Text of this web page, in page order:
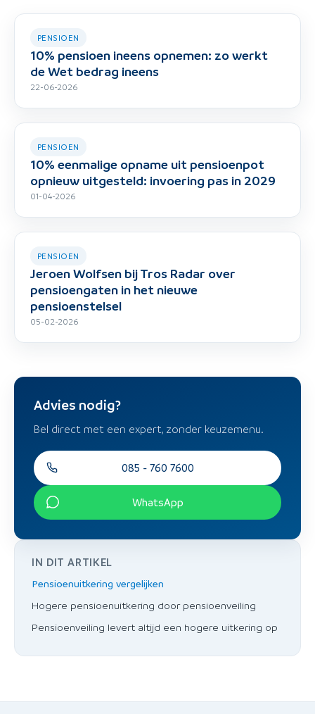
PENSIOEN
10% pensioen ineens opnemen: zo werkt
de Wet bedrag ineens
22-06-2026
PENSIOEN
10% eenmalige opname uit pensioenpot
opnieuw uitgesteld: invoering pas in 2029
01-04-2026
PENSIOEN
Jeroen Wolfsen bij Tros Radar over
pensioengaten in het nieuwe
pensioenstelsel
05-02-2026
IN DIT ARTIKEL
Pensioenuitkering vergelijken
Hogere pensioenuitkering door pensioenveiling
Pensioenveiling levert altijd een hogere uitkering op
Advies nodig?
Bel direct met een expert, zonder keuzemenu.
085 - 760 7600
WhatsApp